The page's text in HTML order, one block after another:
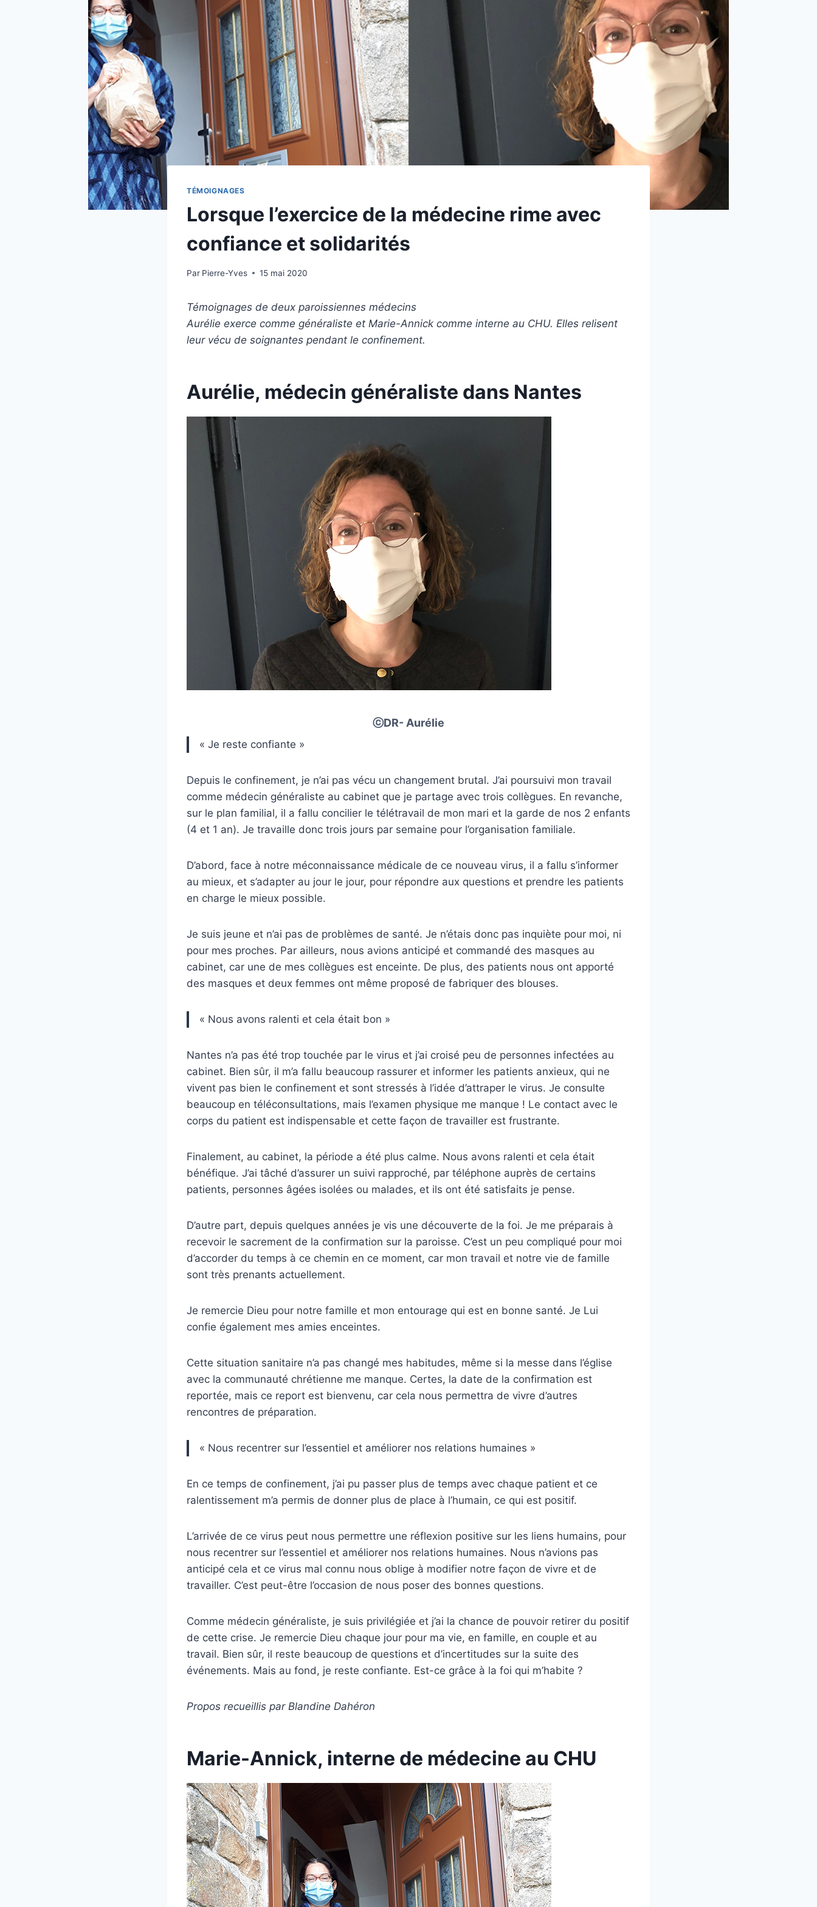
TÉMOIGNAGES
Lorsque l’exercice de la médecine rime avec
confiance et solidarités
Par Pierre-Yves 15 mai 2020
Témoignages de deux paroissiennes médecins
Aurélie exerce comme généraliste et Marie-Annick comme interne au CHU. Elles relisent
leur vécu de soignantes pendant le confinement.
Aurélie, médecin généraliste dans Nantes
ⓒDR- Aurélie
« Je reste confiante »
Depuis le confinement, je n’ai pas vécu un changement brutal. J’ai poursuivi mon travail
comme médecin généraliste au cabinet que je partage avec trois collègues. En revanche,
sur le plan familial, il a fallu concilier le télétravail de mon mari et la garde de nos 2 enfants
(4 et 1 an). Je travaille donc trois jours par semaine pour l’organisation familiale.
D’abord, face à notre méconnaissance médicale de ce nouveau virus, il a fallu s’informer
au mieux, et s’adapter au jour le jour, pour répondre aux questions et prendre les patients
en charge le mieux possible.
Je suis jeune et n’ai pas de problèmes de santé. Je n’étais donc pas inquiète pour moi, ni
pour mes proches. Par ailleurs, nous avions anticipé et commandé des masques au
cabinet, car une de mes collègues est enceinte. De plus, des patients nous ont apporté
des masques et deux femmes ont même proposé de fabriquer des blouses.
« Nous avons ralenti et cela était bon »
Nantes n’a pas été trop touchée par le virus et j’ai croisé peu de personnes infectées au
cabinet. Bien sûr, il m’a fallu beaucoup rassurer et informer les patients anxieux, qui ne
vivent pas bien le confinement et sont stressés à l’idée d’attraper le virus. Je consulte
beaucoup en téléconsultations, mais l’examen physique me manque ! Le contact avec le
corps du patient est indispensable et cette façon de travailler est frustrante.
Finalement, au cabinet, la période a été plus calme. Nous avons ralenti et cela était
bénéfique. J’ai tâché d’assurer un suivi rapproché, par téléphone auprès de certains
patients, personnes âgées isolées ou malades, et ils ont été satisfaits je pense.
D’autre part, depuis quelques années je vis une découverte de la foi. Je me préparais à
recevoir le sacrement de la confirmation sur la paroisse. C’est un peu compliqué pour moi
d’accorder du temps à ce chemin en ce moment, car mon travail et notre vie de famille
sont très prenants actuellement.
Je remercie Dieu pour notre famille et mon entourage qui est en bonne santé. Je Lui
confie également mes amies enceintes.
Cette situation sanitaire n’a pas changé mes habitudes, même si la messe dans l’église
avec la communauté chrétienne me manque. Certes, la date de la confirmation est
reportée, mais ce report est bienvenu, car cela nous permettra de vivre d’autres
rencontres de préparation.
« Nous recentrer sur l’essentiel et améliorer nos relations humaines »
En ce temps de confinement, j’ai pu passer plus de temps avec chaque patient et ce
ralentissement m’a permis de donner plus de place à l’humain, ce qui est positif.
L’arrivée de ce virus peut nous permettre une réflexion positive sur les liens humains, pour
nous recentrer sur l’essentiel et améliorer nos relations humaines. Nous n’avions pas
anticipé cela et ce virus mal connu nous oblige à modifier notre façon de vivre et de
travailler. C’est peut-être l’occasion de nous poser des bonnes questions.
Comme médecin généraliste, je suis privilégiée et j’ai la chance de pouvoir retirer du positif
de cette crise. Je remercie Dieu chaque jour pour ma vie, en famille, en couple et au
travail. Bien sûr, il reste beaucoup de questions et d’incertitudes sur la suite des
événements. Mais au fond, je reste confiante. Est-ce grâce à la foi qui m’habite ?
Propos recueillis par Blandine Dahéron
Marie-Annick, interne de médecine au CHU